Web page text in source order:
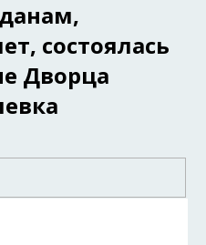
состоялась
Дворца